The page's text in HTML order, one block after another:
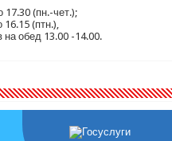
17.30 (пн.-чет.);
16.15 (птн.),
на обед 13.00 -14.00.